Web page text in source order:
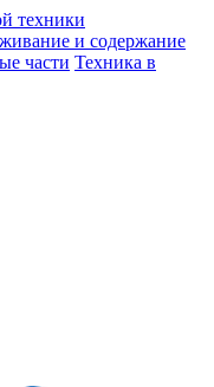
и содержание
части Техника в